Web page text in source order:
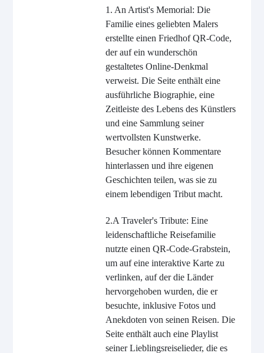
1. An Artist's Memorial: Die
Familie eines geliebten Malers
erstellte einen Friedhof QR-Code,
der auf ein wunderschön
gestaltetes Online-Denkmal
verweist. Die Seite enthält eine
ausführliche Biographie, eine
Zeitleiste des Lebens des Künstlers
und eine Sammlung seiner
wertvollsten Kunstwerke.
Besucher können Kommentare
hinterlassen und ihre eigenen
Geschichten teilen, was sie zu
einem lebendigen Tribut macht.
2.A Traveler's Tribute: Eine
leidenschaftliche Reisefamilie
nutzte einen QR-Code-Grabstein,
um auf eine interaktive Karte zu
verlinken, auf der die Länder
hervorgehoben wurden, die er
besuchte, inklusive Fotos und
Anekdoten von seinen Reisen. Die
Seite enthält auch eine Playlist
seiner Lieblingsreiselieder, die es